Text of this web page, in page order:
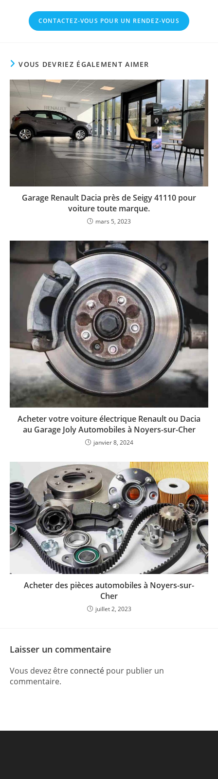
CONTACTEZ-VOUS POUR UN RENDEZ-VOUS
VOUS DEVRIEZ ÉGALEMENT AIMER
Garage Renault Dacia près de Seigy 41110 pour
voiture toute marque.
mars 5, 2023
Acheter votre voiture électrique Renault ou Dacia
au Garage Joly Automobiles à Noyers-sur-Cher
janvier 8, 2024
Acheter des pièces automobiles à Noyers-sur-
Cher
juillet 2, 2023
Laisser un commentaire
Vous devez être connecté pour publier un
commentaire.